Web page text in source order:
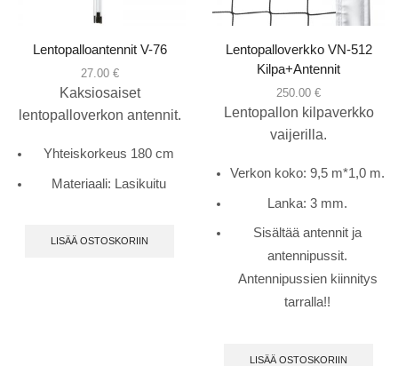
Lentopalloantennit V-76
27.00 €
Kaksiosaiset
lentopalloverkon antennit.
Yhteiskorkeus 180 cm
Materiaali: Lasikuitu
LISÄÄ OSTOSKORIIN
Lentopalloverkko VN-512
Kilpa+Antennit
250.00 €
Lentopallon kilpaverkko
vaijerilla.
Verkon koko: 9,5 m*1,0 m.
Lanka: 3 mm.
Sisältää antennit ja
antennipussit.
Antennipussien kiinnitys
tarralla!!
LISÄÄ OSTOSKORIIN